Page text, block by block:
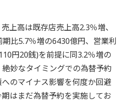
上高は既存店売上高2.3％増、
比5.7％増の6430億円、営業利
円20銭)を前提に同3.2％増の
妙なタイミングでの為替予約
のマイナス影響を何度か回避
はまだ為替予約を実施してお